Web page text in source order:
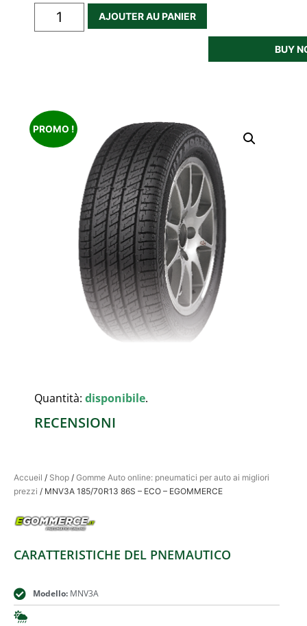
Accueil / Shop / Gomme Auto online: pneumatici per auto ai migliori
prezzi / MNV3A 185/70R13 86S – ECO – EGOMMERCE
CARATTERISTICHE DEL PNEMAUTICO
Modello:MNV3A
AJOUTER AU PANIER
BUY
PROMO !
Quantità: disponibile.
RECENSIONI